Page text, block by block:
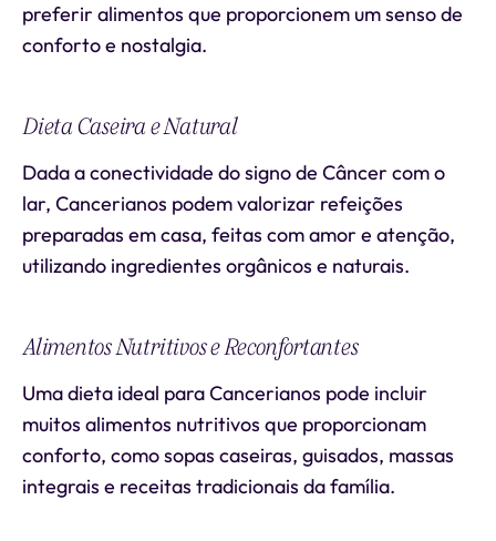
preferir alimentos que proporcionem um senso de
conforto e nostalgia.
Dieta Caseira e Natural
Dada a conectividade do signo de Câncer com o
lar, Cancerianos podem valorizar refeições
preparadas em casa, feitas com amor e atenção,
utilizando ingredientes orgânicos e naturais.
Alimentos Nutritivos e Reconfortantes
Uma dieta ideal para Cancerianos pode incluir
muitos alimentos nutritivos que proporcionam
conforto, como sopas caseiras, guisados, massas
integrais e receitas tradicionais da família.